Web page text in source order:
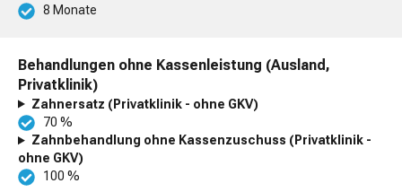
8 Monate
Behandlungen ohne Kassenleistung (Ausland,
Privatklinik)
Zahnersatz (Privatklinik - ohne GKV)
70 %
Zahnbehandlung ohne Kassenzuschuss (Privatklinik -
ohne GKV)
100 %